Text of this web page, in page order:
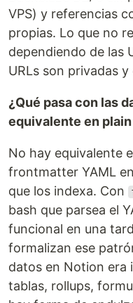
VPS) y referencias
propias. Lo que no
dependiendo de las
URLs son privadas
¿Qué pasa con las
equivalente en
No hay equivalente
frontmatter YAML
que los indexa. Con
bash que parsea el
funcional en una
formalizan ese
datos en Notion
tablas, rollups,